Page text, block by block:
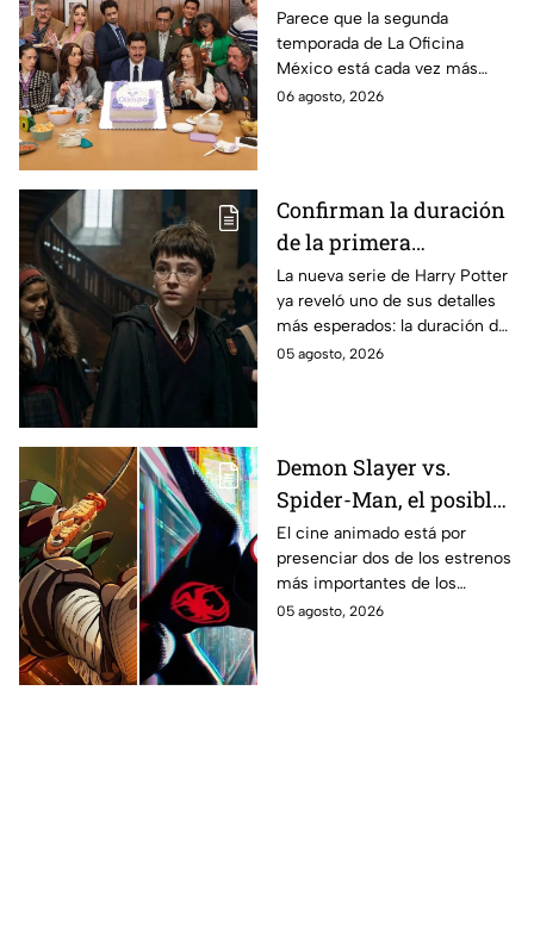
temporada 2 y un
detalle desata teorías
entre los fans
Parece que la segunda
temporada de La Oficina
México está cada vez más
cerca, pues el elenco ya se
06 agosto, 2026
Confirman la duración
de la primera
temporada de Harry
Potter y emocionará a
los fans de los libros
La nueva serie de Harry Potter
ya reveló uno de sus detalles
más esperados: la duración de
la primera temporada basada
05 agosto, 2026
Demon Slayer vs.
Spider-Man, el posible
gran enfrentamiento
en taquilla del 2027
El cine animado está por
presenciar dos de los estrenos
más importantes de los
últimos años.
05 agosto, 2026